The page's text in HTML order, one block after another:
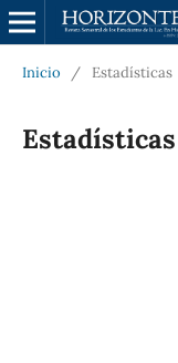
Inicio / Estadísticas
Estadísticas